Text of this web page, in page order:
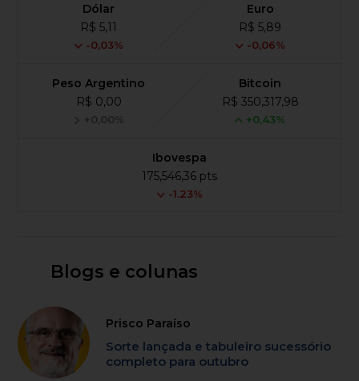
Dólar
R$ 5,11
-0,03%
Euro
R$ 5,89
-0,06%
Peso Argentino
R$ 0,00
+0,00%
Bitcoin
R$ 350,317,98
+0,43%
Ibovespa
175,546,36 pts
-1.23%
Blogs e colunas
Prisco Paraíso
Sorte lançada e tabuleiro sucessório
completo para outubro